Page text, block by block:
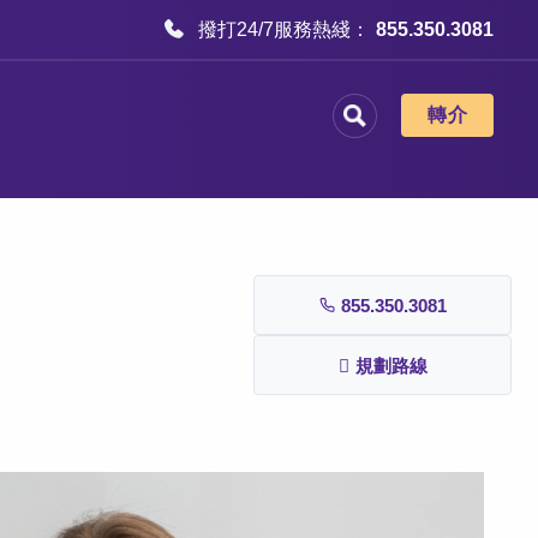
撥打24/7服務熱綫： 855.350.3081
轉介
855.350.3081
規劃路線